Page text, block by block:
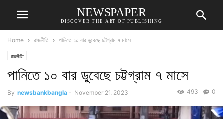
NEWSPAPER
DISCOVER THE ART OF PUBLISHING
Home রাজনীতি পানিতে ১০ বার ডুবেছে চট্টগ্রাম ৭ মাসে
রাজনীতি
পানিতে ১০ বার ডুবেছে চট্টগ্রাম ৭ মাসে
By newsbankbangla - November 21, 2023 0
493